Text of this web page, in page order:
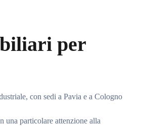
per
con sedi a Pavia e a Cologno
una particolare attenzione alla